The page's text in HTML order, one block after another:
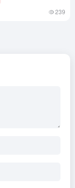
239